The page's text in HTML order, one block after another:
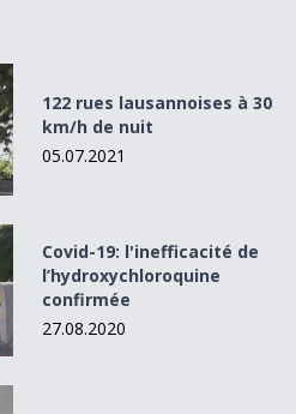
km/h de nuit
122 rues lausannoises à 30
km/h de nuit
05.07.2021
de l’hydroxychloroquine
Covid-19: l'inefficacité de
l’hydroxychloroquine
confirmée
27.08.2020